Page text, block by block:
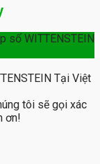
số WITTENSTEIN
Tại Việt
tôi sẽ gọi xác
ơn!